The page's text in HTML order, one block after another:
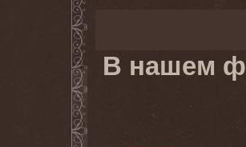
В нашем